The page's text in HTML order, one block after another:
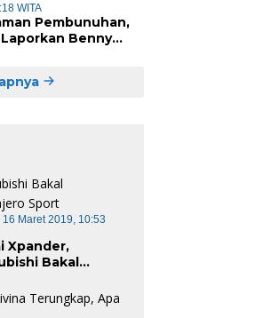
WITA
Pembunuhan,
Benny
16 Maret 2019, 10:53
Xpander,
Bakal
Sport